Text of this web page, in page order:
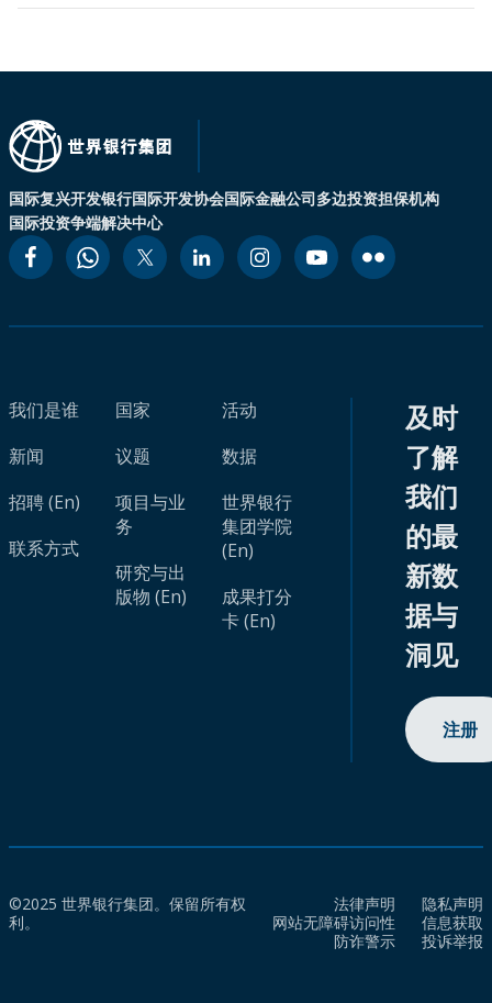
国际复兴开发银行国际开发协会国际金融公司多边投资担保机构
国际投资争端解决中心
我们是谁
新闻
招聘 (En)
联系方式
国家
议题
项目与业
务
研究与出
版物 (En)
活动
数据
世界银行
集团学院
(En)
成果打分
卡 (En)
及时
了解
我们
的最
新数
据与
洞见
注册
©2025 世界银行集团。保留所有权
利。
法律声明
隐私声明
网站无障碍访问性
信息获取
防诈警示
投诉举报